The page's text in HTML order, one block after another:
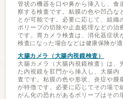
管状の機器を口や鼻から挿入し、食
察する検査です。粘膜の色や凹凸な
とが可能です。必要に応じて、組織
ポリープの切除や止血処理などの治
です。胃カメラ検査は、消化器症状
検査になった場合などは健康保険が適
大腸カメラ（大腸内視鏡検査）
大腸カメラ（大腸内視鏡検査）は、
た内視鏡を肛門から挿入し、大腸内
査です。粘膜の色や形状、炎症や腫
が特徴です。必要に応じてその場で
がん化の恐れがあるポリープはその